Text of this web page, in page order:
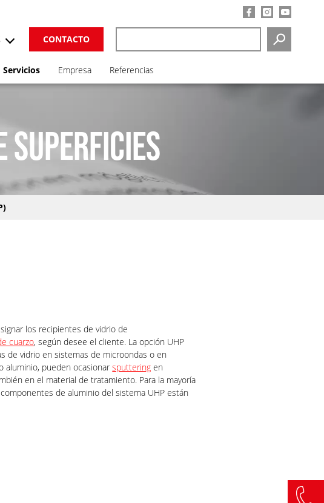
SEARCH
CONTACTO
Servicios Empresa Referencias
SUPERFICIES
los recipientes de vidrio de
cuarzo, según desee el cliente. La opción UHP
de vidrio en sistemas de microondas o en
aluminio, pueden ocasionarsputtering en
en el material de tratamiento. Para la mayoría
de aluminio del sistema UHP están